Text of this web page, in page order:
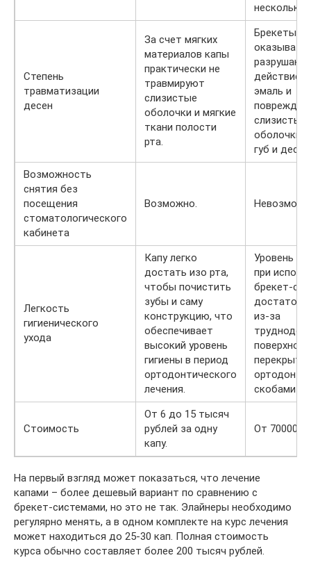
Степень
травматизации
десен
За счет мягких
материалов капы
практически не
травмируют
слизистые
оболочки и мягкие
ткани полости
рта.
Брекеты
оказывать
действие
эмаль и
слизистые
оболочки
губ и десен.
Возможность
снятия без
посещения
стоматологического
кабинета
Возможно.
Легкость
гигиенического
ухода
Капу легко
достать изо рта,
чтобы почистить
зубы и саму
конструкцию, что
обеспечивает
высокий уровень
гигиены в период
ортодонтического
лечения.
Уровень
при
брекет-
из-за
скобами и
Стоимость
От 6 до 15 тысяч
рублей за одну
капу.
От 70000
На первый взгляд может показаться, что лечение
капами – более дешевый вариант по сравнению с
брекет-системами, но это не так. Элайнеры необходимо
регулярно менять, а в одном комплекте на курс лечения
может находиться до 25-30 кап. Полная стоимость
курса обычно составляет более 200 тысяч рублей.